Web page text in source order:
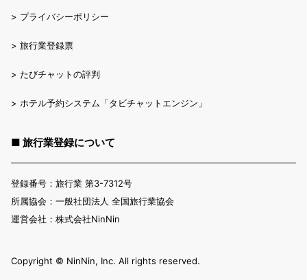
> プライバシーポリシー
> 旅行業登録票
> たびチャットの評判
> ホテル予約システム「タビチャットエンジン」
■ 旅行業登録について
登録番号：旅行業 第3-7312号
所属協会：一般社団法人 全国旅行業協会
運営会社：株式会社NinNin
Copyright ©︎ NinNin, Inc. All rights reserved.